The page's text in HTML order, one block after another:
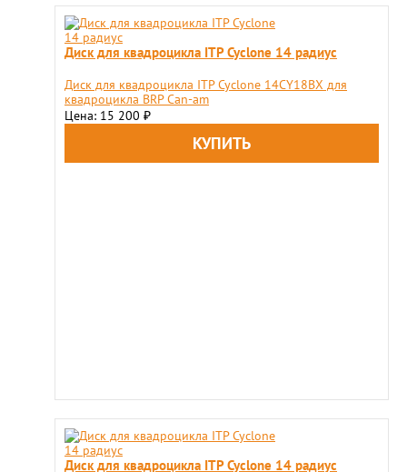
Диск для квадроцикла ITP Cyclone 14 радиус
Диск для квадроцикла ITP Cyclone 14CY18BX для
квадроцикла BRP Can-am
Цена: 15 200 ₽
Диск для квадроцикла ITP Cyclone 14 радиус